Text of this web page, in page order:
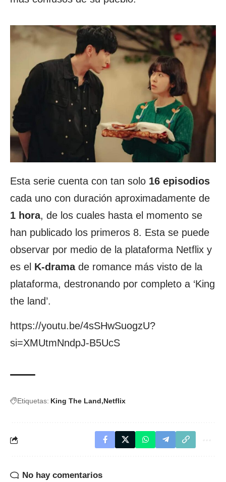
Esta serie cuenta con tan solo 16 episodios
cada uno con duración aproximadamente de
1 hora, de los cuales hasta el momento se
han publicado los primeros 8. Esta se puede
observar por medio de la plataforma Netflix y
es el K-dramade romance más visto de la
plataforma, destronando por completo a ‘King
the land’.
https://youtu.be/4sSHwSuogzU?
si=XMUtmNndpJ-B5UcS
Etiquetas: King The Land Netflix
No hay comentarios